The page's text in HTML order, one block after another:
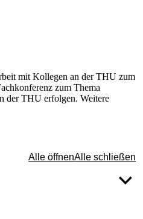
mit Kollegen an der THU zum
zum Thema
der THU erfolgen. Weitere
Alle öffnenAlle schließen